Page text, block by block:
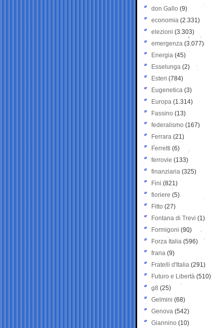
don Gallo (9)
economia (2.331)
elezioni (3.303)
emergenza (3.077)
Energia (45)
Esselunga (2)
Esteri (784)
Eugenetica (3)
Europa (1.314)
Fassino (13)
federalismo (167)
Ferrara (21)
Ferretti (6)
ferrovie (133)
finanziaria (325)
Fini (821)
fioriere (5)
Fitto (27)
Fontana di Trevi (1)
Formigoni (90)
Forza Italia (596)
frana (9)
Fratelli d'Italia (291)
Futuro e Libertà (510)
g8 (25)
Gelmini (68)
Genova (542)
Giannino (10)